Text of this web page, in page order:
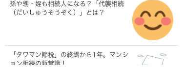
孫や甥・姪も相続人になる？「代襲相続
（だいしゅうそうぞく）」とは？
「タワマン節税」の終焉から1年。マンシ
ョン相続の新常識！